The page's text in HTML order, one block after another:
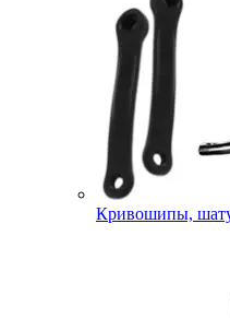
Кривошипы,